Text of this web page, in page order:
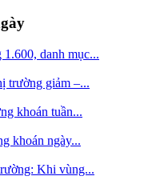
danh mục...
trường giảm –...
khoán tuần...
khoán ngày...
Khi vùng...